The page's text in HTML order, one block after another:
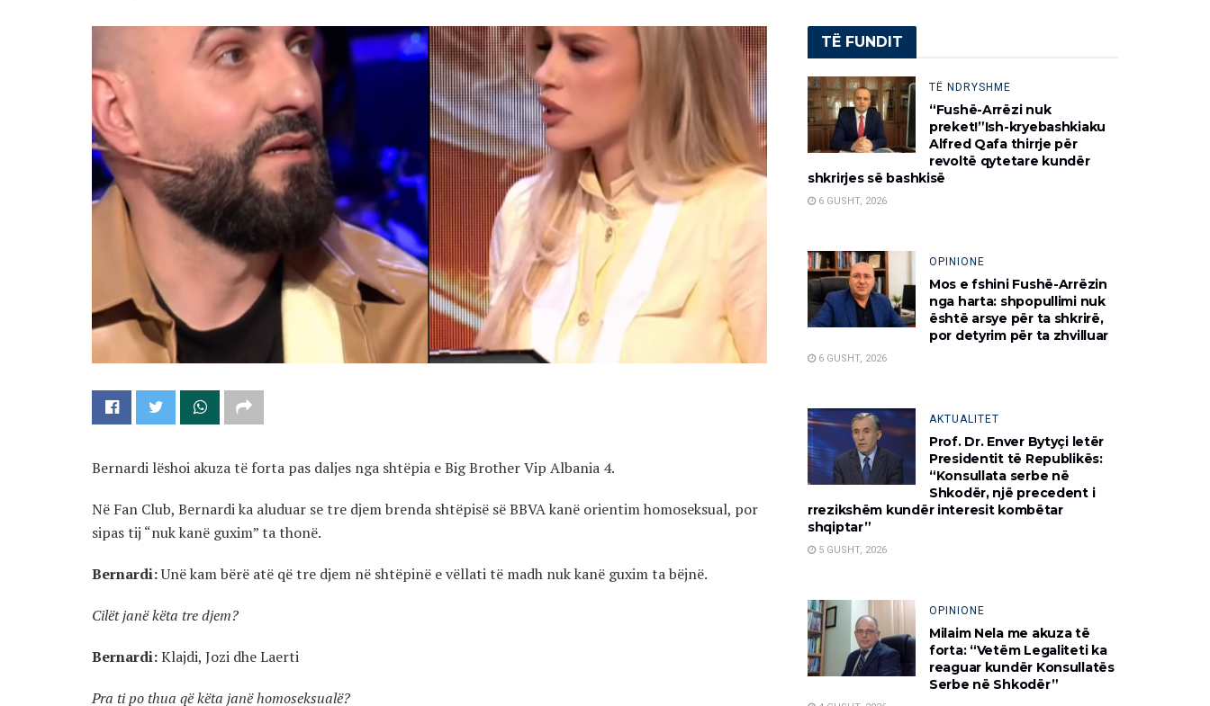
Bernardi lëshoi akuza të forta pas daljes nga shtëpia e Big Brother Vip Albania 4.
Në Fan Club, Bernardi ka aluduar se tre djem brenda shtëpisë së BBVA kanë orientim homoseksual, por
sipas tij “nuk kanë guxim” ta thonë.
Bernardi:Unë kam bërë atë që tre djem në shtëpinë e vëllati të madh nuk kanë guxim ta bëjnë.
Cilët janë këta tre djem?
Bernardi:Klajdi, Jozi dhe Laerti
Pra ti po thua që këta janë homoseksualë?
TË FUNDIT
TË NDRYSHME
“Fushë-Arrëzi nuk
preket!”Ish-kryebashkiaku
Alfred Qafa thirrje për
revoltë qytetare kundër
shkrirjes së bashkisë
6 GUSHT, 2026
OPINIONE
Mos e fshini Fushë-Arrëzin
nga harta: shpopullimi nuk
është arsye për ta shkrirë,
por detyrim për ta zhvilluar
6 GUSHT, 2026
AKTUALITET
Prof. Dr. Enver Bytyçi letër
Presidentit të Republikës:
“Konsullata serbe në
Shkodër, një precedent i
rrezikshëm kundër interesit kombëtar
shqiptar”
5 GUSHT, 2026
OPINIONE
Milaim Nela me akuza të
forta: “Vetëm Legaliteti ka
reaguar kundër Konsullatës
Serbe në Shkodër”